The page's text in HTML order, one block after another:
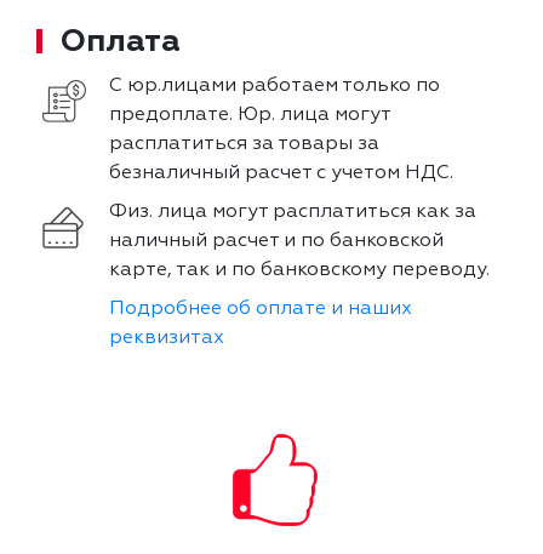
Оплата
С юр.лицами работаем только по
предоплате. Юр. лица могут
расплатиться за товары за
безналичный расчет с учетом НДС.
Физ. лица могут расплатиться как за
наличный расчет и по банковской
карте, так и по банковскому переводу.
Подробнее об оплате и наших
реквизитах